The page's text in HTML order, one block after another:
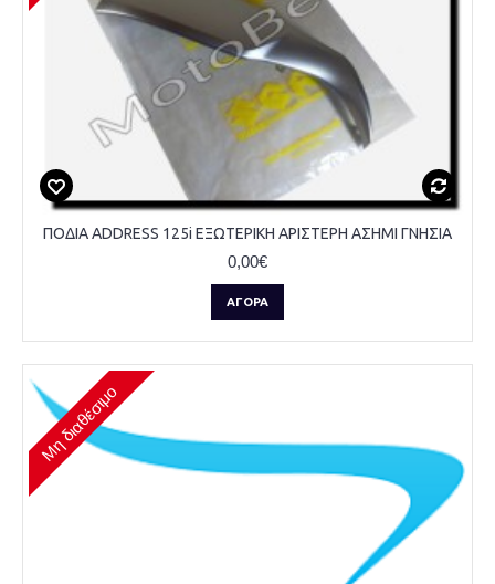
ΠΟΔΙΑ ADDRESS 125i ΕΞΩΤΕΡΙΚΗ ΑΡΙΣΤΕΡΗ ΑΣΗΜΙ ΓΝΗΣΙΑ
0,00€
ΑΓΟΡΆ
Μη διαθέσιμο